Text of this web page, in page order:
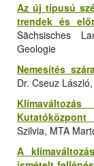
Az új típusú
trendek és
Sächsisches
Geologie
Nemesítés
Dr. Cseuz
Kutatóközpont
Szilvia, MTA
A